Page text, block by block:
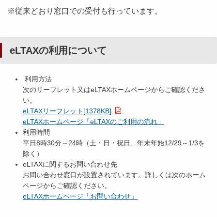
※従来どおり窓口での受付も行っています。
eLTAXの利用について
利用方法
次のリーフレット又はeLTAXホームページからご確認くださ
い。
eLTAXリーフレット[1378KB]
eLTAXホームページ「eLTAXのご利用の流れ」
利用時間
平日8時30分～24時（土・日・祝日、年末年始12/29～1/3を
除く）
eLTAXに関するお問い合わせ先
お問い合わせ窓口が設置されています。詳しくは次のホーム
ページからご確認ください。
eLTAXホームページ「お問い合わせ」